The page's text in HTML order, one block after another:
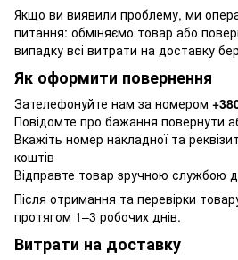
Якщо ви виявили проблему, ми
питання: обміняємо товар або
випадку всі витрати на доставку
Як оформити повернення
Зателефонуйте нам за номером
Повідомте про бажання повернути
Вкажіть номер накладної та
коштів
Відправте товар зручною службою
Після отримання та перевірки
протягом 1–3 робочих днів.
Витрати на доставку